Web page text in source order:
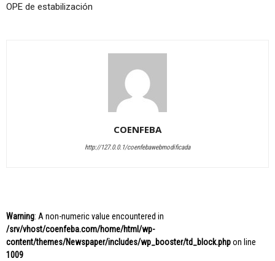
OPE de estabilización
COENFEBA
http://127.0.0.1/coenfebawebmodificada
Warning: A non-numeric value encountered in
/srv/vhost/coenfeba.com/home/html/wp-
content/themes/Newspaper/includes/wp_booster/td_block.phpon line
1009